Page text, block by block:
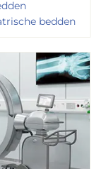
bedden